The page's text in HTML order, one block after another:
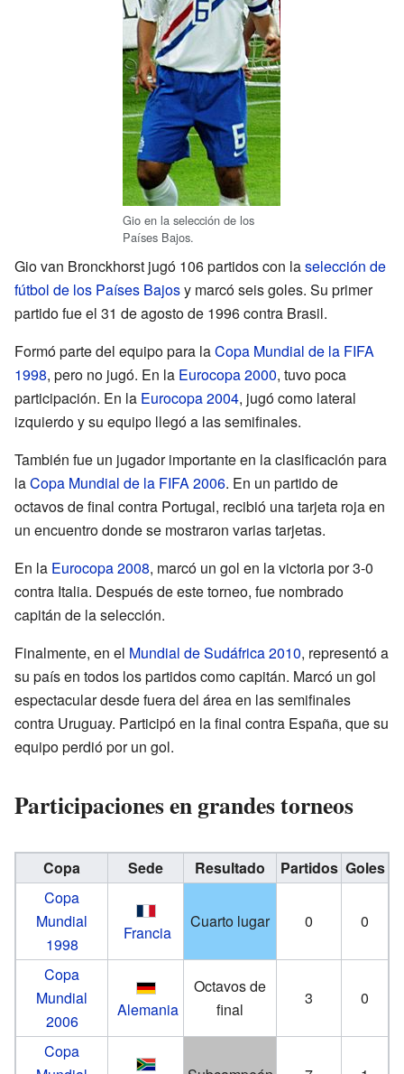
Gio en la selección de los
Países Bajos.
Gio van Bronckhorst jugó 106 partidos con laselección de
fútbol de los Países Bajosy marcó seis goles. Su primer
partido fue el 31 de agosto de 1996 contra Brasil.
Formó parte del equipo para laCopa Mundial de la FIFA
1998, pero no jugó. En la Eurocopa 2000, tuvo poca
participación. En la Eurocopa 2004, jugó como lateral
izquierdo y su equipo llegó a las semifinales.
También fue un jugador importante en la clasificación para
laCopa Mundial de la FIFA 2006. En un partido de
octavos de final contra Portugal, recibió una tarjeta roja en
un encuentro donde se mostraron varias tarjetas.
En la Eurocopa 2008, marcó un gol en la victoria por 3-0
contra Italia. Después de este torneo, fue nombrado
capitán de la selección.
Finalmente, en el Mundial de Sudáfrica 2010, representó a
su país en todos los partidos como capitán. Marcó un gol
espectacular desde fuera del área en las semifinales
contra Uruguay. Participó en la final contra España, que su
equipo perdió por un gol.
Participaciones en grandes torneos
Copa Sede Resultado Partidos Goles
Copa
Mundial
1998
Francia
Cuarto lugar 0 0
Copa
Mundial
2006
Alemania
Octavos de
final
3 0
Copa